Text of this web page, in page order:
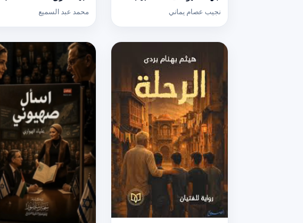
عصام يماني مجانا
نجيب عصام يماني محمد عبد السميع